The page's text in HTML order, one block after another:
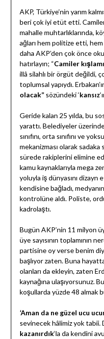
AKP, Türkiye’nin yarım
beri çok iyi etüt etti.
mahalle muhtarlıklarında,
ağları hem politize etti, hem
daha AKP’den çok önce
hatırlayın; “Camiler
illâ silahlı bir örgüt değildi,
toplumsal yapıydı.
olacak”sözündeki ‘kansız
Geride kalan 25 yılda, bu
yarattı. Belediyeler
sınıfını, orta sınıfını ve
mekanizması olarak sadaka
sürede rakiplerini elimine
kamu kaynaklarıyla mega
yoluyla iş dünyasını
kendisine bağladı,
kontrolüne aldı. Poliste,
kadrolaştı.
Bugün AKP’nin 11 milyon
üye sayısının toplamının
partisine oy verse benim
başlıyor zaten. Buna
olanları da ekleyin, zaten
kaynağına ulaşıyorsunuz.
koşullarda yüzde 48 almak
‘Aman da ne güzel ucu
sevinecek hâlimiz yok tabii.
kazanırdık‘la da kendini